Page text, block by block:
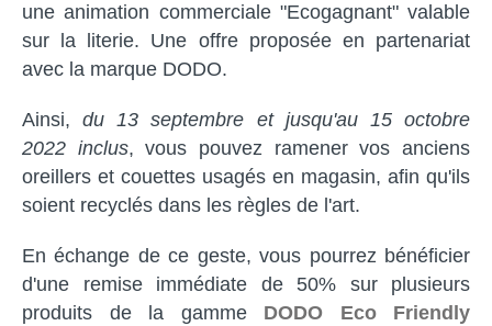
une animation commerciale "Ecogagnant" valable
sur la literie. Une offre proposée en partenariat
avec la marque DODO.
Ainsi,du 13 septembre et jusqu'au 15 octobre
2022 inclus, vous pouvez ramener vos anciens
oreillers et couettes usagés en magasin, afin qu'ils
soient recyclés dans les règles de l'art.
En échange de ce geste, vous pourrez bénéficier
d'une remise immédiate de 50% sur plusieurs
produits de la gamme DODO Eco Friendly